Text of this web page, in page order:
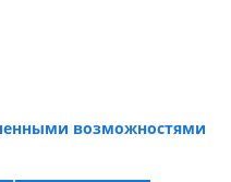
возможностями